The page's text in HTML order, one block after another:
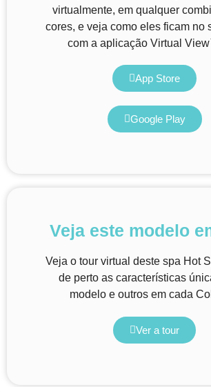
virtualmente, em qualquer
cores, e veja como eles ficam no
com a aplicação Virtual
App Store
Google Play
Veja este modelo
Veja o tour virtual deste spa Hot
de perto as características
modelo e outros em cada
Ver a tour